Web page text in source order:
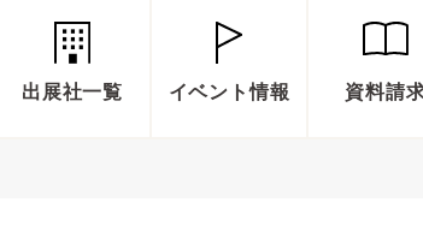
出展社一覧 イベント情報 資料請